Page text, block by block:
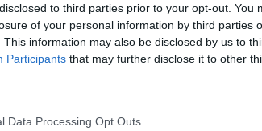
to third parties prior to your opt-out. You
of your personal information by third parties
This information may also be disclosed by us to
Participants that may further disclose it to other
Data Processing Opt Outs
spesa
e la Brexit